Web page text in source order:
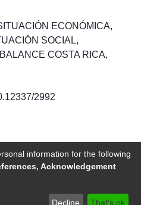
ECONÓMICA,
SOCIAL,
BALANCE COSTA RICA,
2992
© 2002-2026 LYRASIS
information for the following
Acknowledgement
Decline That's ok